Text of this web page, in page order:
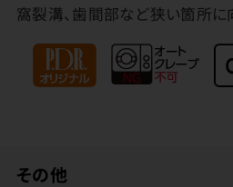
窩裂溝、歯間部など狭い箇所に
その他